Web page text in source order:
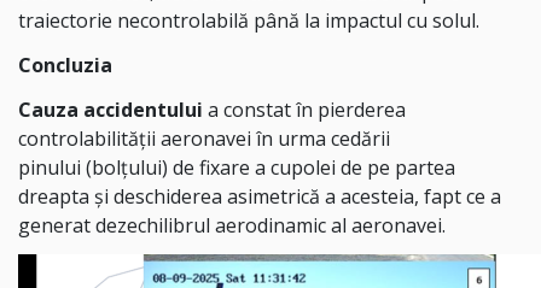
traiectorie necontrolabilă până la impactul cu solul.
Concluzia
Cauza accidentului a constat în pierderea
controlabilității aeronavei în urma cedării
pinului (bolțului) de fixare a cupolei de pe partea
dreapta și deschiderea asimetrică a acesteia, fapt ce a
generat dezechilibrul aerodinamic al aeronavei.